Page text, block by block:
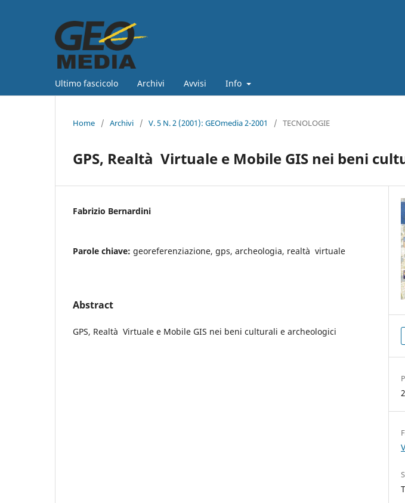
Ultimo fascicolo Archivi Avvisi Info
Home / Archivi / V. 5 N. 2 (2001): GEOmedia 2-2001 / TECNOLOGIE
GPS, Realtà Virtuale e Mobile GIS nei beni
Fabrizio Bernardini
Parole chiave: georeferenziazione, gps, archeologia, realtà virtuale
Abstract
GPS, Realtà Virtuale e Mobile GIS nei beni culturali e archeologici